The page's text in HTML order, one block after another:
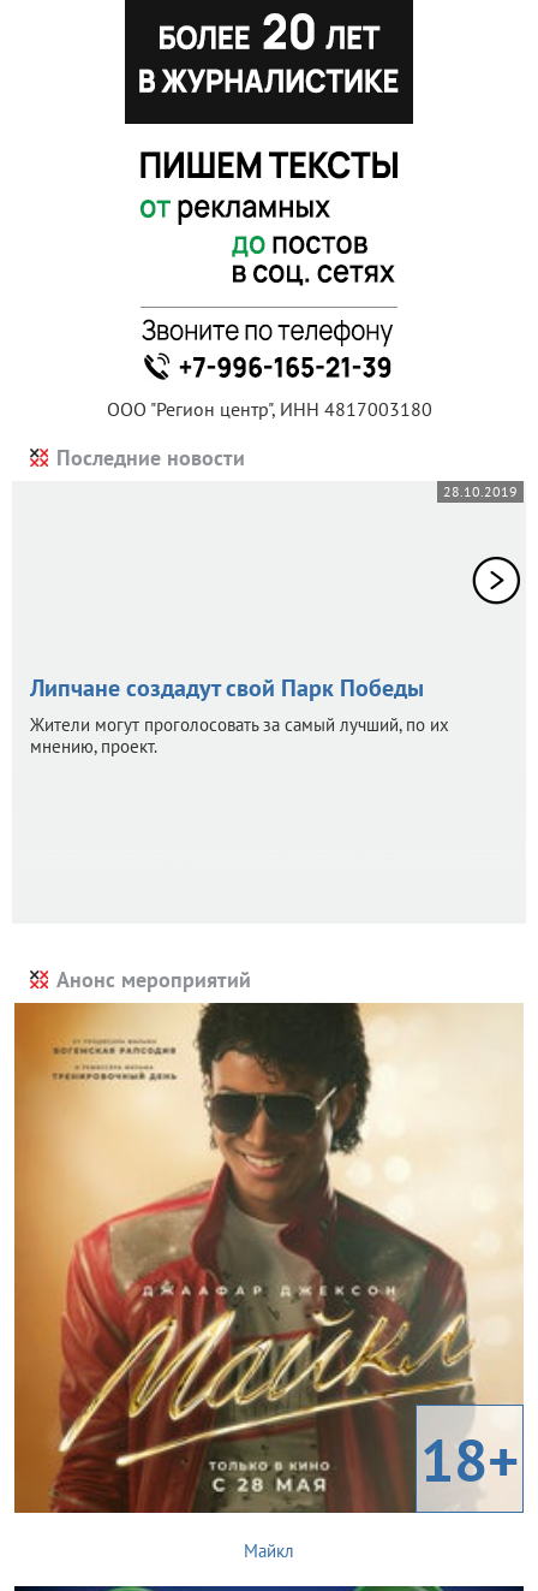
ООО "Регион центр", ИНН 4817003180
Последние новости
28.10.2019
Липчане создадут свой Парк Победы
Жители могут проголосовать за самый лучший, по их
мнению, проект.
Анонс мероприятий
18+
Майкл